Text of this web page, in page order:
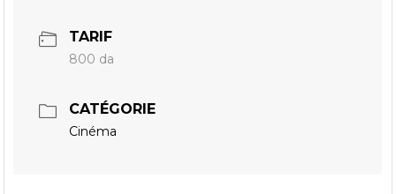
TARIF
800 da
CATÉGORIE
Cinéma